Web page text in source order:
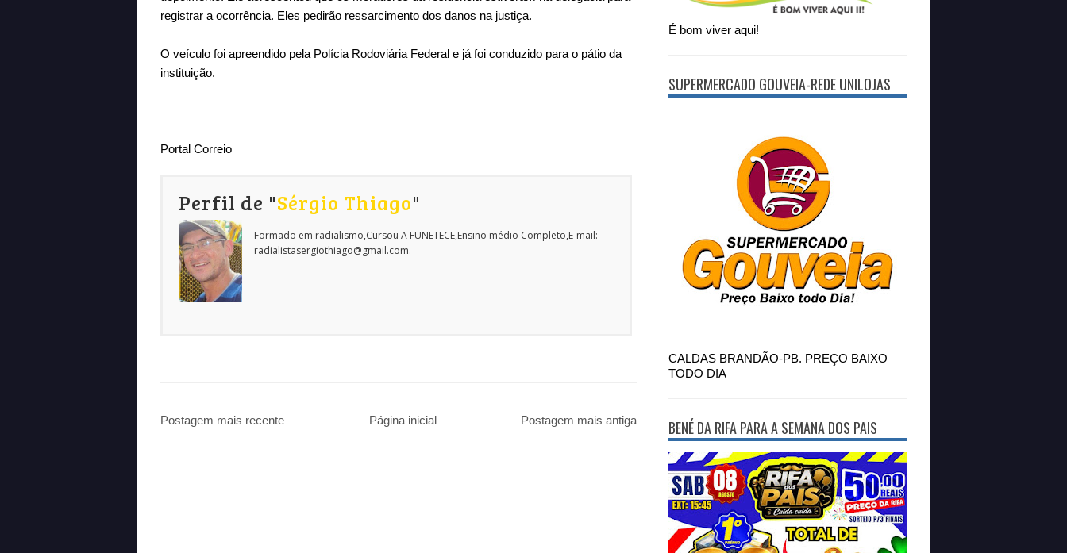
registrar a ocorrência. Eles pedirão ressarcimento dos danos na justiça.
O veículo foi apreendido pela Polícia Rodoviária Federal e já foi conduzido para o pátio da
instituição.
Portal Correio
Perfil de "Sérgio Thiago"
Formado em radialismo,Cursou A FUNETECE,Ensino médio Completo,E-mail:
radialistasergiothiago@gmail.com.
Postagem mais recente Postagem mais antiga
Página inicial
É bom viver aqui!
SUPERMERCADO GOUVEIA-REDE UNILOJAS
CALDAS BRANDÃO-PB. PREÇO BAIXO
TODO DIA
BENÉ DA RIFA PARA A SEMANA DOS PAIS